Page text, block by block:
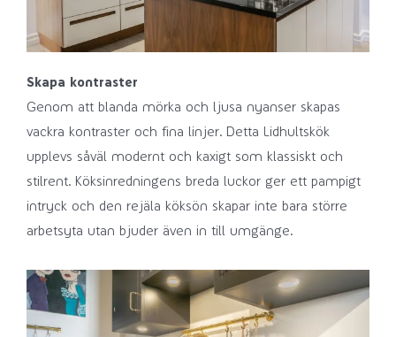
Skapa kontraster
Genom att blanda mörka och ljusa nyanser skapas
vackra kontraster och fina linjer. Detta Lidhultskök
upplevs såväl modernt och kaxigt som klassiskt och
stilrent. Köksinredningens breda luckor ger ett pampigt
intryck och den rejäla köksön skapar inte bara större
arbetsyta utan bjuder även in till umgänge.